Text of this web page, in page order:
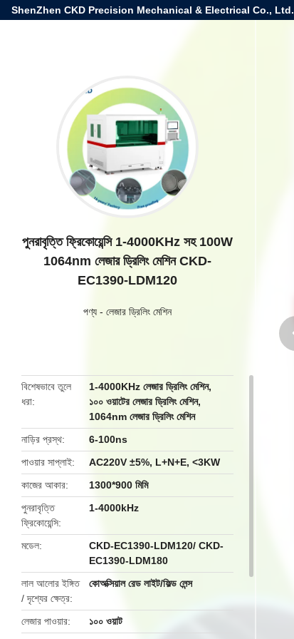
ShenZhen CKD Precision Mechanical & Electrical Co., Ltd.
পুনরাবৃত্তি ফ্রিকোয়েন্সি 1-4000KHz সহ 100W
1064nm লেজার ড্রিলিং মেশিন CKD-
EC1390-LDM120
পণ্য - লেজার ড্রিলিং মেশিন
বিশেষভাবে তুলে
ধরা
1-4000KHz লেজার ড্রিলিং মেশিন,
১০০ ওয়াটের লেজার ড্রিলিং মেশিন,
1064nm লেজার ড্রিলিং মেশিন
নাড়ির প্রস্থ
6-100ns
পাওয়ার সাপ্লাই
AC220V ±5%, L+N+E, <3KW
কাজের আকার
1300*900 মিমি
পুনরাবৃত্তি
ফ্রিকোয়েন্সি
1-4000kHz
মডেল
CKD-EC1390-LDM120/ CKD-
EC1390-LDM180
লাল আলোর ইঙ্গিত
/ দৃশ্যের ক্ষেত্র
কোঅক্সিয়াল রেড লাইট/ফিল্ড লেন্স
লেজার পাওয়ার
১০০ ওয়াট